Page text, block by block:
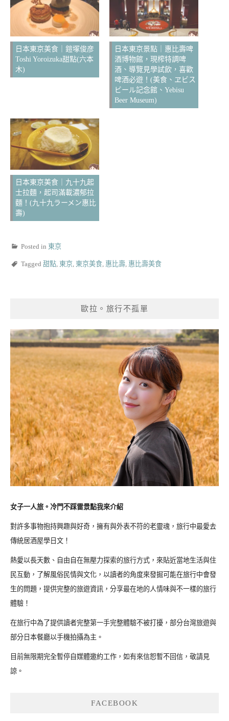
日本東京美食｜鎧塚俊彦
Toshi Yoroizuka甜點(六本
木)
日本東京景點｜惠比壽啤
酒博物館，現榨特調啤
酒、導覽見學試飲，喜歡
啤酒必遊！(美食、ヱビス
ビール記念館、Yebisu
Beer Museum)
日本東京美食｜九十九起
士拉麵，起司滿載濃郁拉
麵！(九十九ラーメン惠比
壽)
Posted in 東京
Tagged 甜點 東京 東京美食 惠比壽 惠比壽美食
歐拉。旅行不孤單
女子一人旅。冷門不踩雷景點我來介紹
對許多事物抱持興趣與好奇，擁有與外表不符的老靈魂，旅行中最愛去
傳統居酒屋學日文！
熱愛以長天數、自由自在無壓力探索的旅行方式，來貼近當地生活與住
民互動，了解風俗民情與文化，以讀者的角度來發掘可能在旅行中會發
生的問題，提供完整的旅遊資訊，分享最在地的人情味與不一樣的旅行
體驗！
在旅行中為了提供讀者完整第一手完整體驗不被打擾，部分台灣旅遊與
部分日本餐廳以手機拍攝為主。
目前無限期完全暫停自媒體邀約工作，如有來信恕暫不回信，敬請見
諒。
FACEBOOK